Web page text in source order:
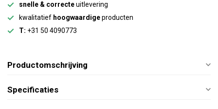
snelle & correcteuitlevering
kwalitatief hoogwaardigeproducten
T: +31 50 4090773
Productomschrijving
Specificaties